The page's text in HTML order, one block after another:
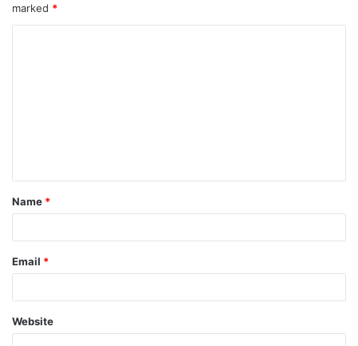
marked *
t
*
Name *
Email *
Website